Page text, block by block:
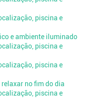
e ambiente iluminado
no fim do dia